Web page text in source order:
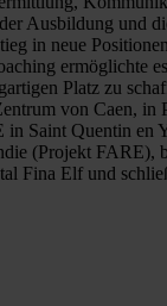
Ausbildung und
in neue
ermöglichte
Platz zu
von Caen, in
Saint Quentin en
(Projekt FARE),
Fina Elf und